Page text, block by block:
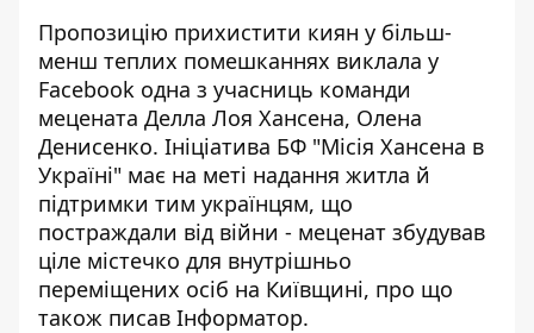
Пропозицію прихистити киян у більш-
менш теплих помешканнях виклала у
Facebook одна з учасниць команди
мецената Делла Лоя Хансена, Олена
Денисенко. Ініціатива БФ "Місія Хансена в
Україні" має на меті надання житла й
підтримки тим українцям, що
постраждали від війни - меценат збудував
ціле містечко для внутрішньо
переміщених осіб на Київщині, про що
також писав Інформатор.